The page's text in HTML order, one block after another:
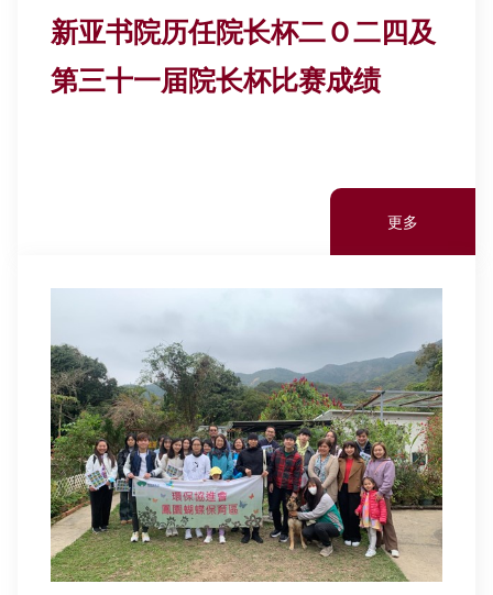
校友联系
新亚书院历任院长杯二Ｏ二四及
第三十一届院长杯比赛成绩
更多